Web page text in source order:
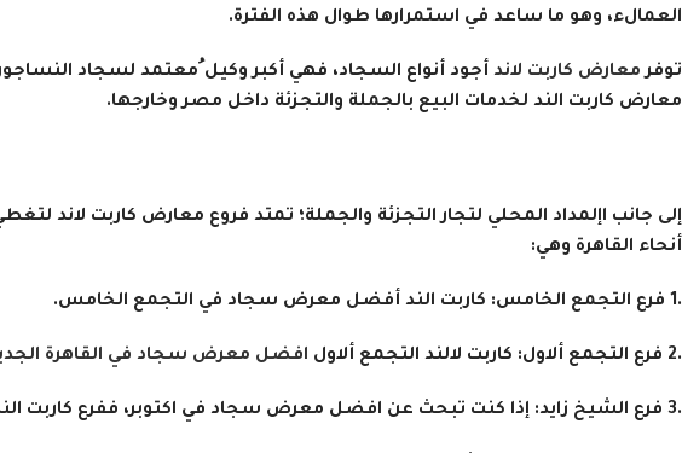
العمالء، وهو ما ساعد في استمرارها طوال هذه الفترة.
توفرمعارض كاربت لاند أجود أنواع السجاد، فهي أكبر وكيل ُمعتمد لسجاد
معارض كاربت الند لخدمات البيع بالجملة والتجزئة داخل مصر وخارجها.
إلى جانب اإلمداد المحلي لتجار التجزئة والجملة؛ تمتد فروع معارض كاربت لاند
أنحاء القاهرة وهي:
.1 فرع التجمع الخامس: كاربت الند أفضل معرض سجاد في التجمع الخامس.
.2 فرع التجمع ألاول: كاربت لالند التجمع ألاول افضل معرض سجاد في القاهرة
.3 فرع الشيخ زايد: إذا كنت تبحث عن افضل معرض سجاد في اكتوبر، ففرع كاربت